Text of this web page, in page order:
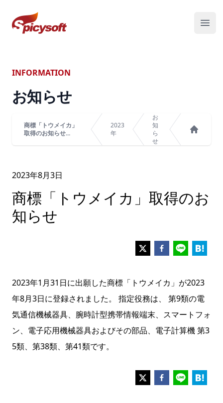
スパイシーソフト株式会社
メニ
INFORMATION
お知らせ
商標「トウメイカ」
取得のお知らせ...
2023
年
お
知
ら
せ
2023年8月3日
商標「トウメイカ」取得のお
知らせ
2023年1月31日に出願した商標「トウメイカ」が2023
年8月3日に登録されました。 指定役務は、 第9類の電
気通信機械器具、腕時計型携帯情報端末、スマートフォ
ン、電子応用機械器具およびその部品、電子計算機 第3
5類、第38類、第41類です。